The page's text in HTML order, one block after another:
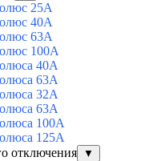
25А
40А
63А
100A
40А
63А
32А
63А
100А
125А
отключения
▼